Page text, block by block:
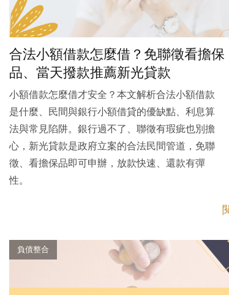
合法小額借款怎麼借？免聯徵看擔保
品、當天撥款推薦新光貸款
小額借款怎麼借才安全？本文解析合法小額借款
是什麼、民間與銀行小額借貸的優缺點、利息算
法與常見陷阱。銀行過不了、聯徵有瑕疵也別擔
心，新光貸款是政府立案的合法民間管道，免聯
徵、看擔保品即可申辦，放款快速、還款有彈
性。
負債整合